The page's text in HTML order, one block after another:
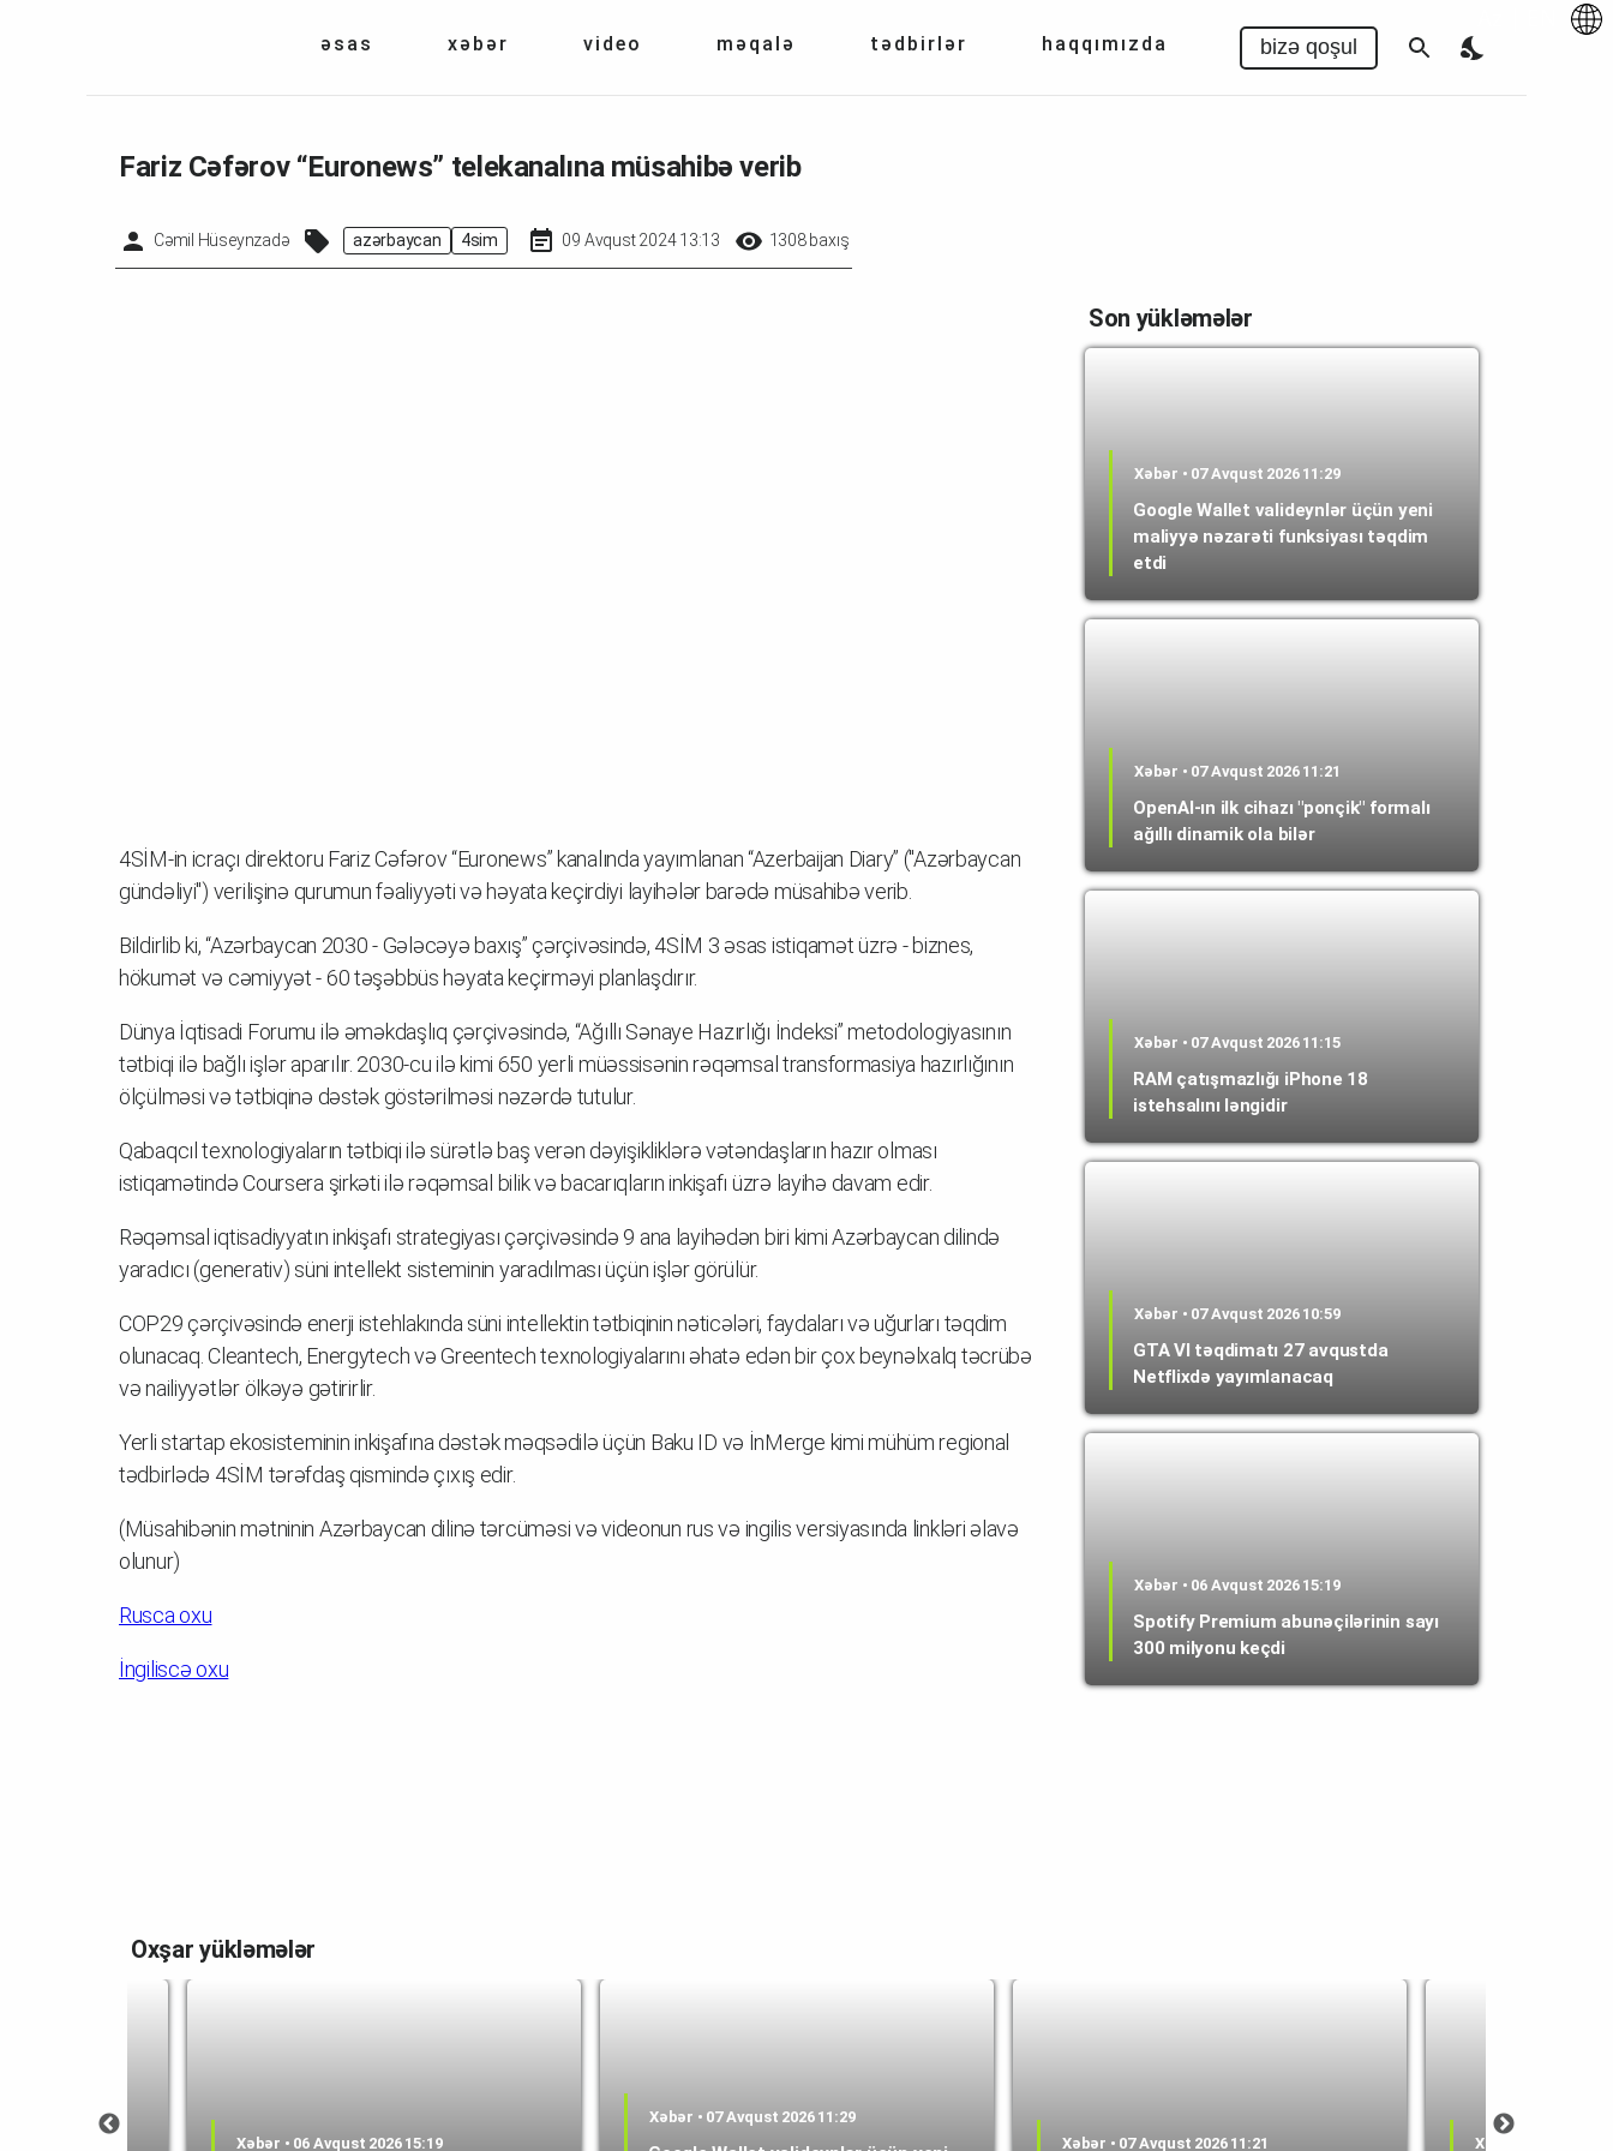
əsas xəbər video məqalə tədbirlər haqqımızda bizə qoşul
Fariz Cəfərov “Euronews” telekanalına müsahibə verib
Cəmil Hüseynzadə azərbaycan 4si̇m 09 Avqust 2024 13:13 1308 baxış
4SİM-in icraçı direktoru Fariz Cəfərov “Euronews” kanalında yayımlanan “Azerbaijan Diary” ("Azərbaycan
gündəliyi") verilişinə qurumun fəaliyyəti və həyata keçirdiyi layihələr barədə müsahibə verib.
Bildirlib ki, “Azərbaycan 2030 - Gələcəyə baxış” çərçivəsində, 4SİM 3 əsas istiqamət üzrə - biznes,
hökumət və cəmiyyət - 60 təşəbbüs həyata keçirməyi planlaşdırır.
Dünya İqtisadi Forumu ilə əməkdaşlıq çərçivəsində, “Ağıllı Sənaye Hazırlığı İndeksi” metodologiyasının
tətbiqi ilə bağlı işlər aparılır. 2030-cu ilə kimi 650 yerli müəssisənin rəqəmsal transformasiya hazırlığının
ölçülməsi və tətbiqinə dəstək göstərilməsi nəzərdə tutulur.
Qabaqcıl texnologiyaların tətbiqi ilə sürətlə baş verən dəyişikliklərə vətəndaşların hazır olması
istiqamətində Coursera şirkəti ilə rəqəmsal bilik və bacarıqların inkişafı üzrə layihə davam edir.
Rəqəmsal iqtisadiyyatın inkişafı strategiyası çərçivəsində 9 ana layihədən biri kimi Azərbaycan dilində
yaradıcı (generativ) süni intellekt sisteminin yaradılması üçün işlər görülür.
COP29 çərçivəsində enerji istehlakında süni intellektin tətbiqinin nəticələri, faydaları və uğurları təqdim
olunacaq. Cleantech, Energytech və Greentech texnologiyalarını əhatə edən bir çox beynəlxalq təcrübə
və nailiyyətlər ölkəyə gətirirlir.
Yerli startap ekosisteminin inkişafına dəstək məqsədilə üçün Baku ID və İnMerge kimi mühüm regional
tədbirlədə 4SİM tərəfdaş qismində çıxış edir.
(Müsahibənin mətninin Azərbaycan dilinə tərcüməsi və videonun rus və ingilis versiyasında linkləri əlavə
olunur)
Rusca oxu
İngiliscə oxu
Son yükləmələr
Xəbər • 07 Avqust 2026 11:29
Google Wallet valideynlər üçün yeni
maliyyə nəzarəti funksiyası təqdim
etdi
Xəbər • 07 Avqust 2026 11:21
OpenAI-ın ilk cihazı "ponçik" formalı
ağıllı dinamik ola bilər
Xəbər • 07 Avqust 2026 11:15
RAM çatışmazlığı iPhone 18
istehsalını ləngidir
Xəbər • 07 Avqust 2026 10:59
GTA VI təqdimatı 27 avqustda
Netflixdə yayımlanacaq
Xəbər • 06 Avqust 2026 15:19
Spotify Premium abunəçilərinin sayı
300 milyonu keçdi
Oxşar yükləmələr
Xəbər • 06 Avqust 2026 15:19
Xəbər • 07 Avqust 2026 11:29
Xəbər • 07 Avqust 2026 11:21 Xəbər • 07 Avqust